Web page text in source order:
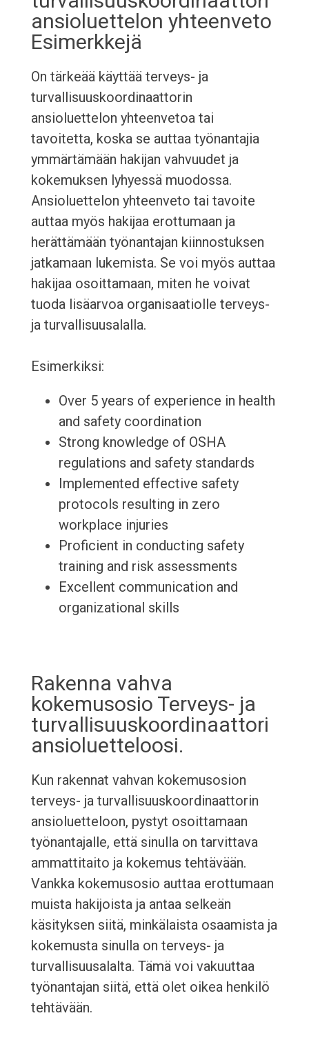
ansioluettelon yhteenveto
Esimerkkejä
On tärkeää käyttää terveys- ja
turvallisuuskoordinaattorin
ansioluettelon yhteenvetoa tai
tavoitetta, koska se auttaa työnantajia
ymmärtämään hakijan vahvuudet ja
kokemuksen lyhyessä muodossa.
Ansioluettelon yhteenveto tai tavoite
auttaa myös hakijaa erottumaan ja
herättämään työnantajan kiinnostuksen
jatkamaan lukemista. Se voi myös auttaa
hakijaa osoittamaan, miten he voivat
tuoda lisäarvoa organisaatiolle terveys-
ja turvallisuusalalla.
Esimerkiksi:
Over 5 years of experience in health
and safety coordination
Strong knowledge of OSHA
regulations and safety standards
Implemented effective safety
protocols resulting in zero
workplace injuries
Proficient in conducting safety
training and risk assessments
Excellent communication and
organizational skills
Rakenna vahva
kokemusosio Terveys- ja
turvallisuuskoordinaattori
ansioluetteloosi.
Kun rakennat vahvan kokemusosion
terveys- ja turvallisuuskoordinaattorin
ansioluetteloon, pystyt osoittamaan
työnantajalle, että sinulla on tarvittava
ammattitaito ja kokemus tehtävään.
Vankka kokemusosio auttaa erottumaan
muista hakijoista ja antaa selkeän
käsityksen siitä, minkälaista osaamista ja
kokemusta sinulla on terveys- ja
turvallisuusalalta. Tämä voi vakuuttaa
työnantajan siitä, että olet oikea henkilö
tehtävään.